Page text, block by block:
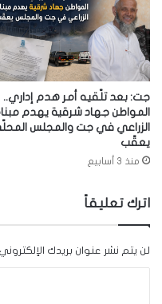
جت: بعد تلّقيه أمر هدم إداري..
المواطن جهاد شرقية يهدم
الزراعي في جت والمجلس
يعقّب
منذ 3 أسابيع
اترك تعليقاً
لن يتم نشر عنوان بريدك